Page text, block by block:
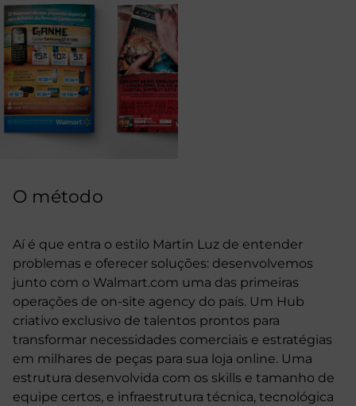
O método
Aí é que entra o estilo Martin Luz de entender
problemas e oferecer soluções: desenvolvemos
junto com o Walmart.com uma das primeiras
operações de on-site agency do país. Um Hub
criativo exclusivo de talentos prontos para
transformar necessidades comerciais e estratégias
em milhares de peças para sua loja online. Uma
estrutura desenvolvida com os skills e tamanho de
equipe certos, e infraestrutura técnica, tecnológica